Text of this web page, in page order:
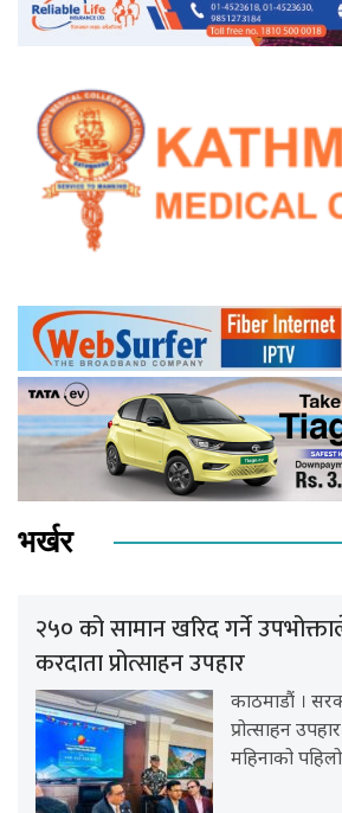
भर्खर
२५० को सामान खरिद गर्ने
करदाता प्रोत्साहन उपहार
काठमाडौं ।
प्रोत्साहन
महिनाको पहिलो